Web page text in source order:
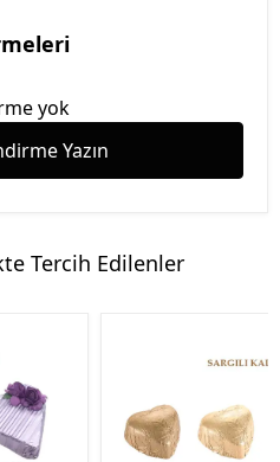
yok
Yazın
Tercih Edilenler